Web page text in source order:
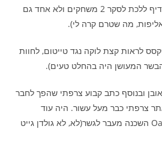
מלון, כבר השקעת זמן אז עדיף ללכת לסקר 2 משחקים ולא אחד גם
מה שטרם קרה לי).
לראות קצת לוקה נגד טייטום, לחוות
המעושן היה בהחלט טעים).
ובנוסף כתב קבוע צרפתי שהפך לחבר
צרפתי כבר מעל עשור. היה עוד
במשחקים באורקל בOakland השכנה מעבר לגשר(לא, לא גולדן גייט